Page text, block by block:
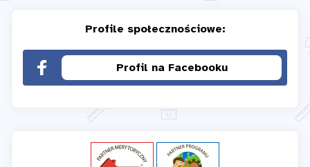
Profile społecznościowe:
Profil na Facebooku